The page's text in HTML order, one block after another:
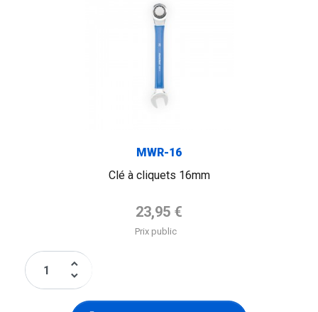
MWR-16
Clé à cliquets 16mm
Prix de base
23,95 €
Prix public
keyboard_arrow_up
keyboard_arrow_down